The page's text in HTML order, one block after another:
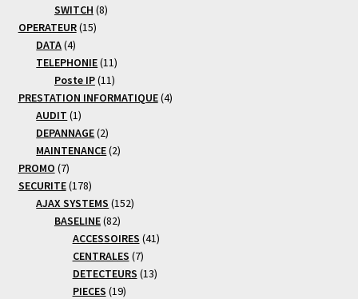
SWITCH 88
OPERATEUR 1515
DATA 44
produits
TELEPHONIE 1111
produits
Poste IP 1111
produits
PRESTATION INFORMATIQUE 44
AUDIT 11
produit
DEPANNAGE 22
produits
MAINTENANCE 22
PROMO 77
produits
SECURITE 178178
produits
AJAX SYSTEMS 152152
BASELINE 8282
produits
ACCESSOIRES 4141
CENTRALES 77
produits
DETECTEURS 1313
PIECES 1919